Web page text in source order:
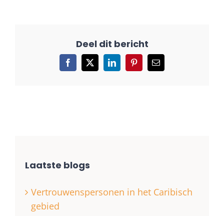
Facebook
X LinkedInPinterest
E-
Laatste blogs
Vertrouwenspersonen in het Caribisch
gebied